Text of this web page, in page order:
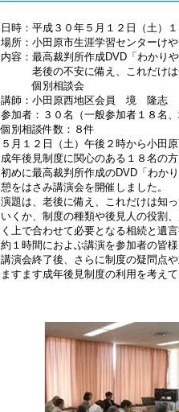
日時：平成３０年５月１２日（土）
場所：小田原市生涯学習センターけ
内容：最高裁判所作成DVD「わかり
老後の不安に備え、これだけは知
個別相談会
講師：小田原西地区会員 境 隆志
参加者：３０名（一般参加者１８名、
個別相談件数：８件
５月１２日（土）午後２時から小田
成年後見制度に関心のある１８名の
初めに最高裁判所作成のDVD「わか
憩をはさみ講演会を開催しました。
演題は、老後に備え、これだけは知
いくか、制度の種類や後見人の役割
く上で合わせて必要となる相続と遺
約１時間におよぶ講演を参加者の皆
講演会終了後、さらに制度の疑問点
ますます成年後見制度の利用を考え